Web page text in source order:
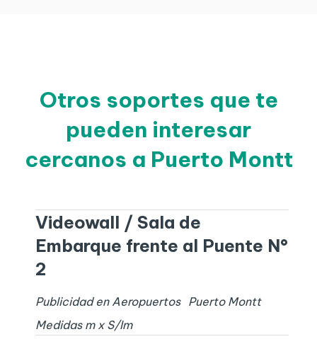
Otros soportes que te
pueden interesar
cercanos a Puerto Montt
Videowall / Sala de
Embarque frente al Puente N°
2
Publicidad en Aeropuertos
Puerto Montt
Medidas m x S/Im